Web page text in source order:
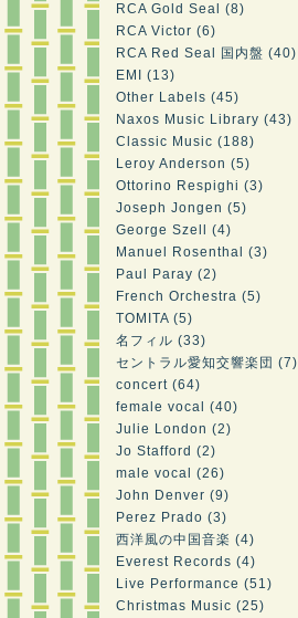
RCA Gold Seal (8)
RCA Victor (6)
RCA Red Seal 国内盤 (40)
EMI (13)
Other Labels (45)
Naxos Music Library (43)
Classic Music (188)
Leroy Anderson (5)
Ottorino Respighi (3)
Joseph Jongen (5)
George Szell (4)
Manuel Rosenthal (3)
Paul Paray (2)
French Orchestra (5)
TOMITA (5)
名フィル (33)
セントラル愛知交響楽団 (7)
concert (64)
female vocal (40)
Julie London (2)
Jo Stafford (2)
male vocal (26)
John Denver (9)
Perez Prado (3)
西洋風の中国音楽 (4)
Everest Records (4)
Live Performance (51)
Christmas Music (25)